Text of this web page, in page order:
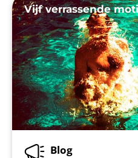
Vijf verrassende
Blog